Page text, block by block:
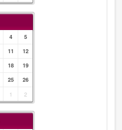
4
5
11
12
18
19
25
26
1 2